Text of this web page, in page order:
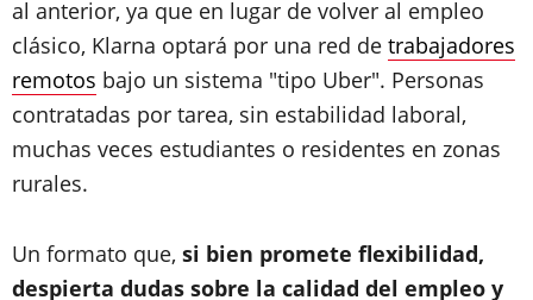
al anterior, ya que en lugar de volver al empleo
clásico, Klarna optará por una red de trabajadores
remotos bajo un sistema "tipo Uber". Personas
contratadas por tarea, sin estabilidad laboral,
muchas veces estudiantes o residentes en zonas
rurales.
Un formato que, si bien promete flexibilidad,
despierta dudas sobre la calidad del empleo y